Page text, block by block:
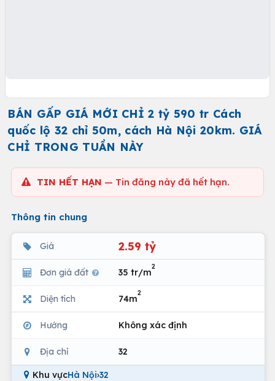
BÁN GẤP GIÁ MỚI CHỈ 2 tỷ 590 tr Cách
quốc lộ 32 chỉ 50m, cách Hà Nội 20km. GIÁ
CHỈ TRONG TUẦN NÀY
TIN HẾT HẠN — Tin đăng này đã hết hạn.
Thông tin chung
Giá 2.59 tỷ
Đơn giá đất 35 tr/m
2
Diện tích 74m
2
Hướng Không xác định
Địa chỉ 32
Khu vựcHà Nội›32